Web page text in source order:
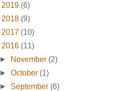
2019 (6)
2018 (9)
2017 (10)
2016 (11)
►
November (2)
►October (1)
► September (6)